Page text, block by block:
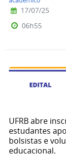
17/07/25
06h55
UFRB abre
estudantes
bolsistas e
educacional.